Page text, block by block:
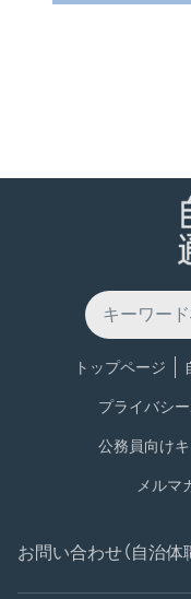
トップページ
プライバシ
公務員向け
メルマ
お問い合わせ（自治体